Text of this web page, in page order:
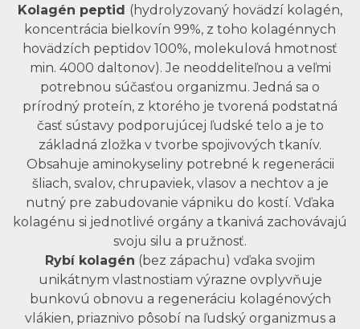
Kolagén peptid (hydrolyzovaný hovädzí kolagén,
koncentrácia bielkovín 99%, z toho kolagénnych
hovädzích peptidov 100%, molekulová hmotnosť
min. 4000 daltonov). Je neoddeliteľnou a veľmi
potrebnou súčasťou organizmu. Jedná sa o
prírodný proteín, z ktorého je tvorená podstatná
časť sústavy podporujúcej ľudské telo a je to
základná zložka v tvorbe spojivových tkanív.
Obsahuje aminokyseliny potrebné k regenerácii
šliach, svalov, chrupaviek, vlasov a nechtov a je
nutný pre zabudovanie vápniku do kostí. Vďaka
kolagénu si jednotlivé orgány a tkanivá zachovávajú
svoju silu a pružnosť.
Rybí kolagén (bez zápachu) vďaka svojim
unikátnym vlastnostiam výrazne ovplyvňuje
bunkovú obnovu a regeneráciu kolagénových
vlákien, priaznivo pôsobí na ľudský organizmus a